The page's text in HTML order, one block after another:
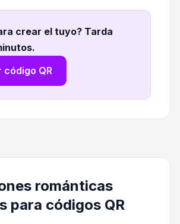
crear el tuyo? Tarda
.
código QR
románticas
para códigos QR